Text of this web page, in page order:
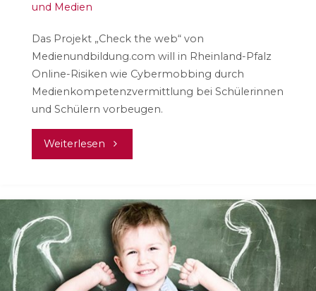
und Medien
Das Projekt „Check the web“ von
Medienundbildung.com will in Rheinland-Pfalz
Online-Risiken wie Cybermobbing durch
Medienkompetenzvermittlung bei Schülerinnen
und Schülern vorbeugen.
Weiterlesen "Check
web"